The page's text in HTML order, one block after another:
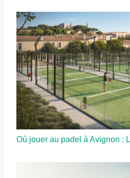
Où jouer au padel à Avignon :